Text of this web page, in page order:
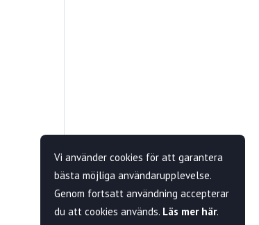
Vi använder cookies för att garantera
bästa möjliga användarupplevelse.
Genom fortsatt användning accepterar
du att cookies används. Läs mer här.